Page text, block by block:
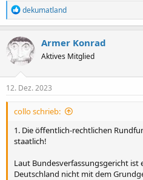
R
e
a
k
t
i
n
e
:
dekumatland
Armer Konrad
Aktives Mitglied
12. Dez. 2023
collo schrieb:
1. Die öffentlich-rechtlichen
staatlich!
Laut Bundesverfassungsgericht ist
Deutschland nicht mit dem